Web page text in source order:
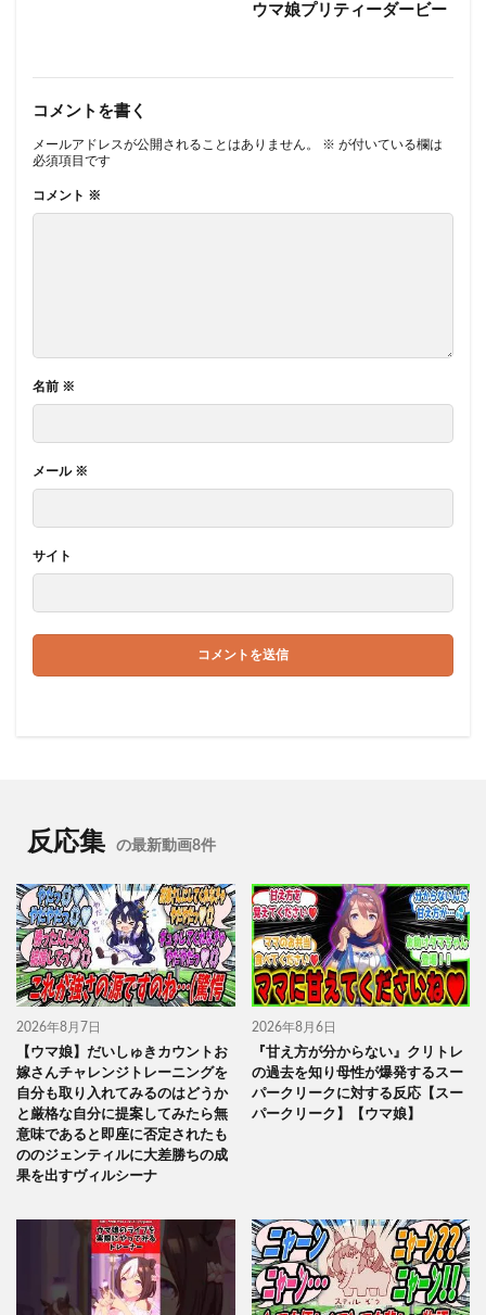
ウマ娘プリティーダービー
コメントを書く
メールアドレスが公開されることはありません。 ※ が付いている欄は
必須項目です
コメント ※
名前 ※
メール ※
サイト
反応集 の最新動画8件
2026年8月7日
【ウマ娘】だいしゅきカウントお
嫁さんチャレンジトレーニングを
自分も取り入れてみるのはどうか
と厳格な自分に提案してみたら無
意味であると即座に否定されたも
ののジェンティルに大差勝ちの成
果を出すヴィルシーナ
2026年8月6日
『甘え方が分からない』クリトレ
の過去を知り母性が爆発するスー
パークリークに対する反応【スー
パークリーク】【ウマ娘】